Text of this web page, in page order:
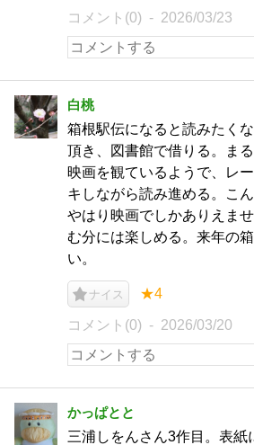
コメント(0) 2026/03/23
白桃
箱根駅伝になると読みたく
頂き、図書館で借りる。ま
映画を観ているようで、レ
キしながら読み進める。こ
やはり映画でしかありえま
む分には楽しめる。来年の
い。
ナイス ★4
コメント(0) 2026/03/20
かっぱとと
三浦しをんさん3作目。表紙